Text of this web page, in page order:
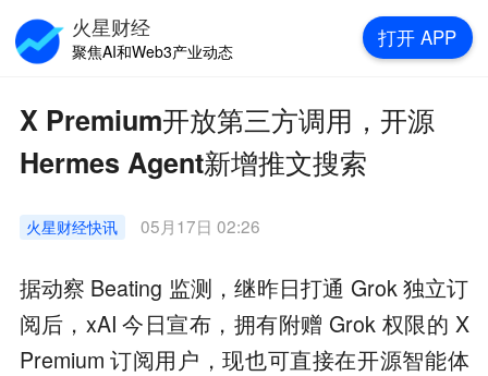
X Premium开放第三方调用，开源
Hermes Agent新增推文搜索
火星财经快讯 05月17日 02:26
据动察 Beating 监测，继昨日打通 Grok 独立订
阅后，xAI 今日宣布，拥有附赠 Grok 权限的 X
Premium 订阅用户，现也可直接在开源智能体
火星财经
聚焦AI和Web3产业动态
打开 APP